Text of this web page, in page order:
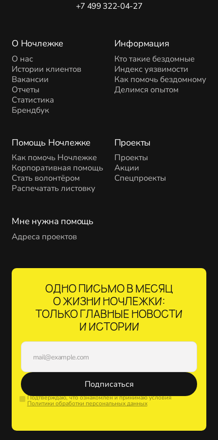
О Ночлежке
О нас
Истории клиентов
Вакансии
Отчеты
Статистика
Брендбук
Помощь Ночлежке
Как помочь Ночлежке
Корпоративная помощь
Стать волонтёром
Распечатать листовку
Проекты
Проекты
Акции
Спецпроекты
Информация
Кто такие бездомные
Индекс уязвимости
Как помочь бездомному
Делимся опытом
Мне нужна помощь
Адреса проектов
+7 499 322-04-27
ОДНО ПИСЬМО В МЕСЯЦ
О ЖИЗНИ НОЧЛЕЖКИ:
ТОЛЬКО ГЛАВНЫЕ НОВОСТИ
И ИСТОРИИ
Подписаться
Подтверждаю, что ознакомлен и принимаю условия
Политики обработки персональных данных